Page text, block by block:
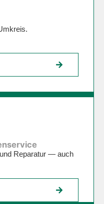
Reparatur — auch